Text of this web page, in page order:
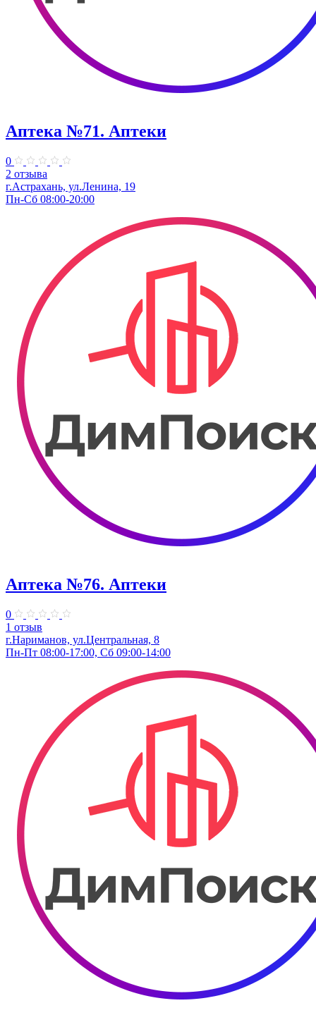
Аптека №71. Аптеки
0
2 отзыва
г.Астрахань, ул.Ленина, 19
Пн-Сб 08:00-20:00
Аптека №76. Аптеки
0
1 отзыв
г.Нариманов, ул.Центральная, 8
Пн-Пт 08:00-17:00, Сб 09:00-14:00